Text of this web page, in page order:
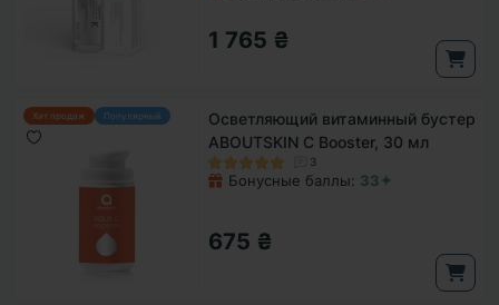
1 765 ₴
Хит продаж Популярный
Осветляющий витаминный бустер
ABOUTSKIN C Booster, 30 мл
3
Бонусные баллы: 33✦
675 ₴